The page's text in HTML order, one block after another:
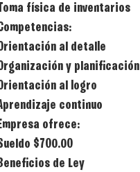
física de inventarios
al detalle
y planificación
al logro
continuo
ofrece:
$700.00
de Ley